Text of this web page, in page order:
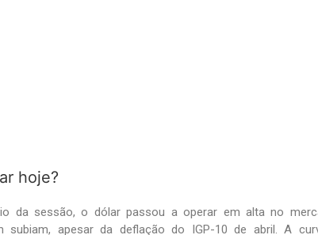
hoje?
da sessão, o dólar passou a operar em alta no
subiam, apesar da deflação do IGP-10 de abril. A